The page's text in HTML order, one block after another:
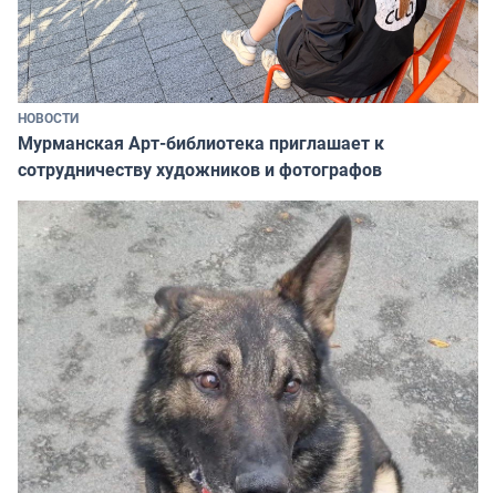
НОВОСТИ
Мурманская Арт-библиотека приглашает к
сотрудничеству художников и фотографов